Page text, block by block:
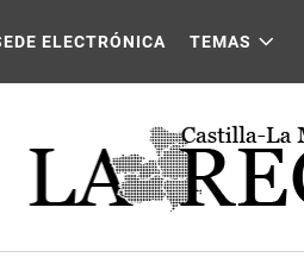
La Mancha
ELECTRÓNICA TEMAS